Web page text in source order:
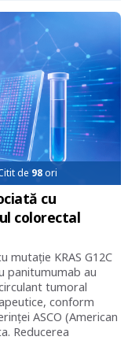
de 98ori
cu
colorectal
mutaţie KRAS G12C
panitumumab au
tumoral
conform
ASCO (American
Reducerea